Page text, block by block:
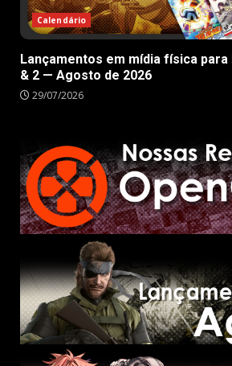
Calendário
Lançamentos em mídia física para
& 2 — Agosto de 2026
29/07/2026